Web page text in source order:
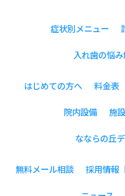
症状別メニュー
入れ歯の悩
はじめての方へ 料金表
院内設備 施
なならの丘
無料メール相談 採用情報